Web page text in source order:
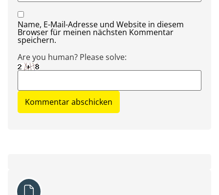
Name, E-Mail-Adresse und Website in diesem
Browser für meinen nächsten Kommentar
speichern.
Are you human? Please solve: